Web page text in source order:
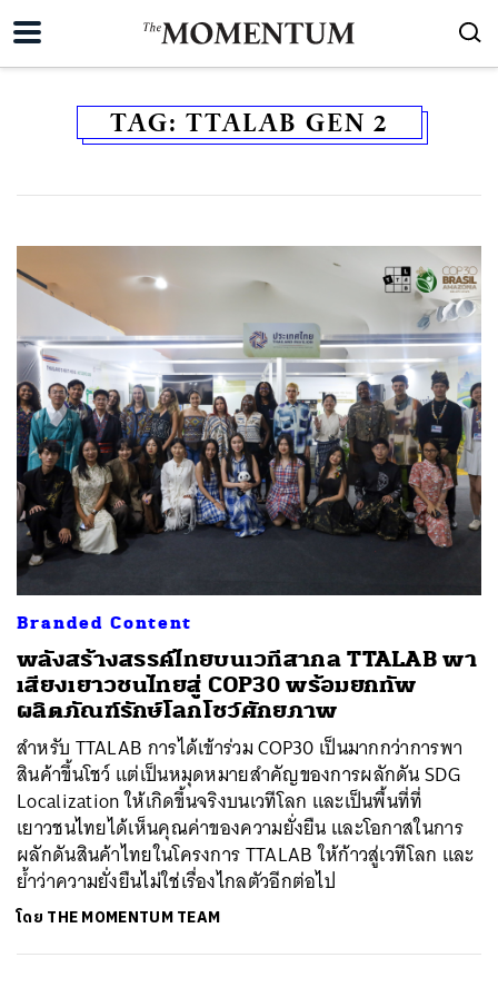
TAG: TTALAB GEN 2
Branded Content
พลังสร้างสรรค์ไทยบนเวทีสากล TTALAB พา
เสียงเยาวชนไทยสู่ COP30 พร้อมยกทัพ
ผลิตภัณฑ์รักษ์โลกโชว์ศักยภาพ
สำหรับ TTALAB การได้เข้าร่วม COP30 เป็นมากกว่าการพา
สินค้าขึ้นโชว์ แต่เป็นหมุดหมายสำคัญของการผลักดัน SDG
Localization ให้เกิดขึ้นจริงบนเวทีโลก และเป็นพื้นที่ที่
เยาวชนไทยได้เห็นคุณค่าของความยั่งยืน และโอกาสในการ
ผลักดันสินค้าไทยในโครงการ TTALAB ให้ก้าวสู่เวทีโลก และ
ย้ำว่าความยั่งยืนไม่ใช่เรื่องไกลตัวอีกต่อไป
โดย THE MOMENTUM TEAM
SHARE TWEET